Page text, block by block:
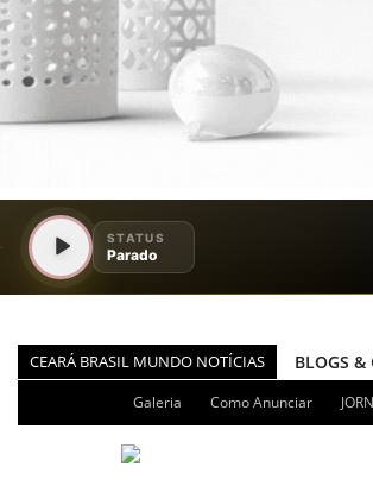
CEARÁ BRASIL MUNDO NOTÍCIAS
DIÁRIO
BRASIL
Galeria Como Anunciar